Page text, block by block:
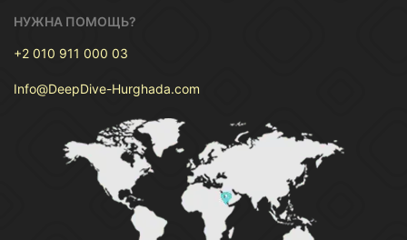
НУЖНА ПОМОЩЬ?
+2 010 911 000 03
Info@DeepDive-Hurghada.com